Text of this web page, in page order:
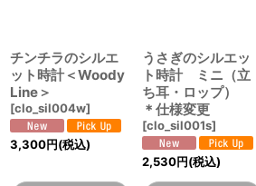
チンチラのシルエ
ット時計＜Woody
Line＞
[clo_sil004w]
3,300円(税込)
うさぎのシルエッ
ト時計 ミニ（立
ち耳・ロップ）
＊仕様変更
[clo_sil001s]
2,530円(税込)